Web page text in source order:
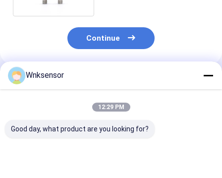
Continue
Produtos Recomendados
Wnksensor
12:29 PM
Good day, what product are you looking for?